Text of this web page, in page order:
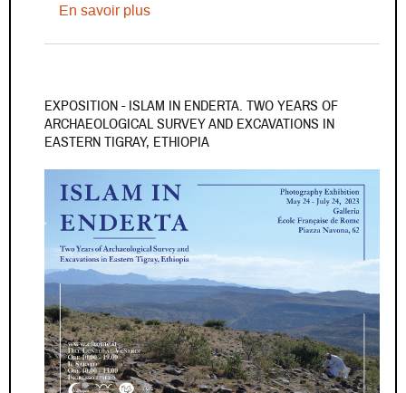
En savoir plussur EXPOSITION - Aden-Marseille,
EXPOSITION - ISLAM IN ENDERTA. TWO YEARS OF
ARCHAEOLOGICAL SURVEY AND EXCAVATIONS IN
EASTERN TIGRAY, ETHIOPIA